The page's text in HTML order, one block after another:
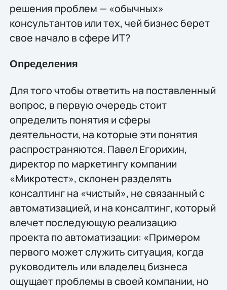
решения проблем — «обычных»
консультантов или тех, чей бизнес берет
свое начало в сфере ИТ?
Определения
Для того чтобы ответить на поставленный
вопрос, в первую очередь стоит
определить понятия и сферы
деятельности, на которые эти понятия
распространяются. Павел Егорихин,
директор по маркетингу компании
«Микротест», склонен разделять
консалтинг на «чистый», не связанный с
автоматизацией, и на консалтинг, который
влечет последующую реализацию
проекта по автоматизации: «Примером
первого может служить ситуация, когда
руководитель или владелец бизнеса
ощущает проблемы в своей компании, но